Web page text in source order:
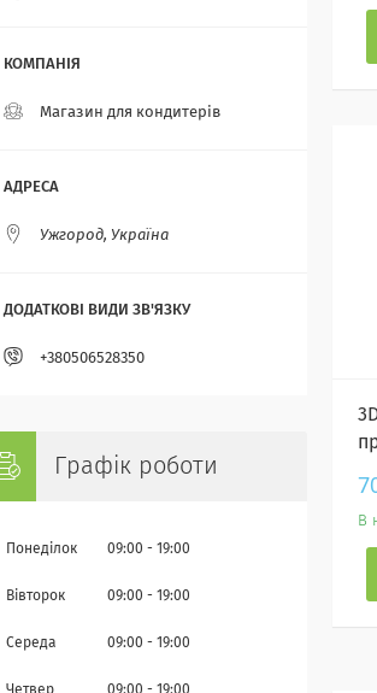
В
Магазин для кондитерів
Ужгород, Україна
+380506528350
Графік роботи
Понеділок 09:00 19:00
Вівторок 09:00 19:00
Середа 09:00 19:00